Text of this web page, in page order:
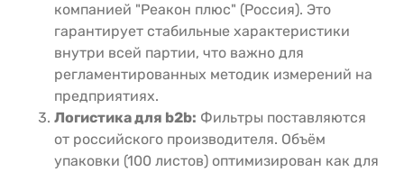
компанией "Реакон плюс" (Россия). Это
гарантирует стабильные характеристики
внутри всей партии, что важно для
регламентированных методик измерений на
предприятиях.
Логистика для b2b: Фильтры поставляются
от российского производителя. Объём
упаковки (100 листов) оптимизирован как для